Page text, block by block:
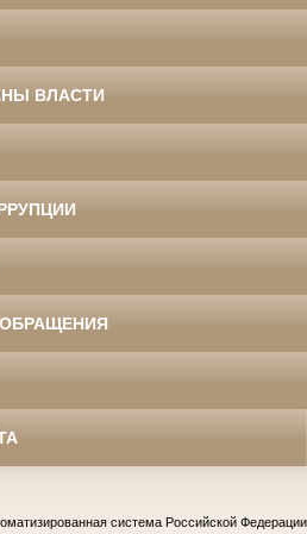
ВЛАСТИ
система Российской